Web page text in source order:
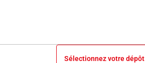
Sélectionnez votre dépôt